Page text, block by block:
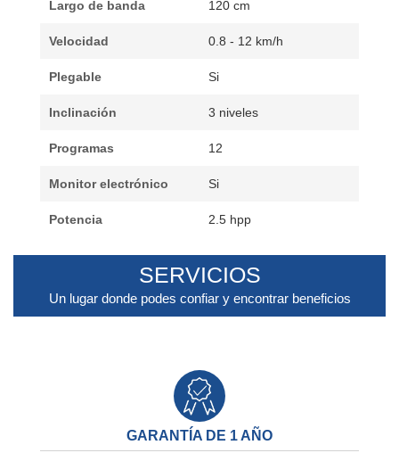
Largo de banda 120 cm
Velocidad 0.8 - 12 km/h
Plegable Si
Inclinación 3 niveles
Programas 12
Monitor electrónico Si
Potencia 2.5 hpp
SERVICIOS
Un lugar donde podes confiar y encontrar beneficios
GARANTÍA DE 1 AÑO